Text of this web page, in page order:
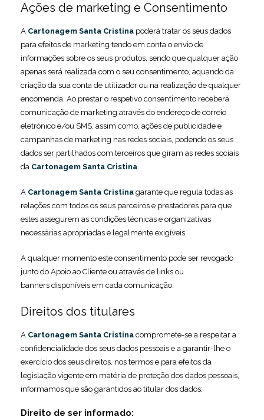
Ações de marketing e Consentimento
A Cartonagem Santa Cristina poderá tratar os seus dados
para efeitos de marketing tendo em conta o envio de
informações sobre os seus produtos, sendo que qualquer ação
apenas será realizada com o seu consentimento, aquando da
criação da sua conta de utilizador ou na realização de qualquer
encomenda. Ao prestar o respetivo consentimento receberá
comunicação de marketing através do endereço de correio
eletrónico e/ou SMS, assim como, ações de publicidade e
campanhas de marketing nas redes sociais, podendo os seus
dados ser partilhados com terceiros que giram as redes sociais
da Cartonagem Santa Cristina.
A Cartonagem Santa Cristina garante que regula todas as
relações com todos os seus parceiros e prestadores para que
estes assegurem as condições técnicas e organizativas
necessárias apropriadas e legalmente exigíveis.
A qualquer momento este consentimento pode ser revogado
junto do Apoio ao Cliente ou através de links ou
banners disponíveis em cada comunicação.
Direitos dos titulares
A Cartonagem Santa Cristina compromete-se a respeitar a
confidencialidade dos seus dados pessoais e a garantir-lhe o
exercício dos seus direitos, nos termos e para efeitos da
legislação vigente em matéria de proteção dos dados pessoais,
informamos que são garantidos ao titular dos dados:
Direito de ser informado: